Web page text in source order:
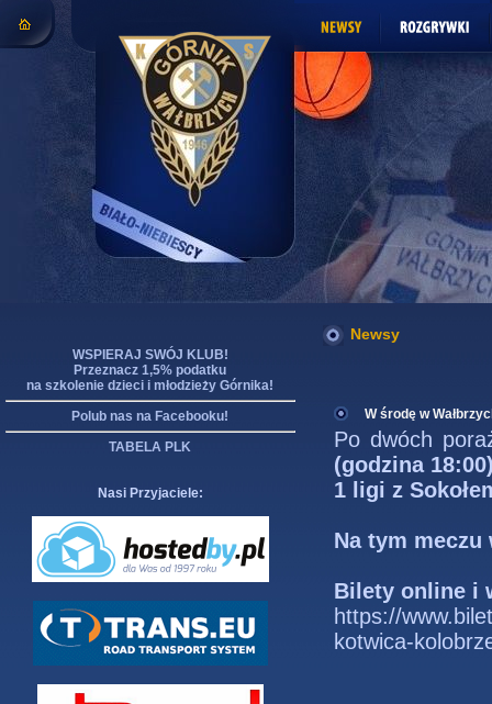
WSPIERAJ SWÓJ KLUB!
Przeznacz 1,5% podatku
na szkolenie dzieci i młodzieży Górnika!
Polub nas na Facebooku!
TABELA PLK
Nasi Przyjaciele:
Newsy
W środę w
Po dwóch
(godzina
1 ligi z
Na tym meczu
Bilety online i
https://
kotwica-